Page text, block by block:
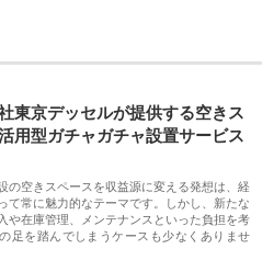
東京デッセルが提供する空きス
用型ガチャガチャ設置サービス
の空きスペースを収益源に変える発想は、経
て常に魅力的なテーマです。しかし、新たな
や在庫管理、メンテナンスといった負担を考
足を踏んでしまうケースも少なくありませ